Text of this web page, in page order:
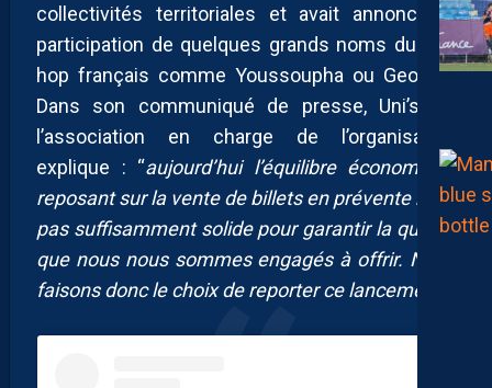
collectivités territoriales et avait annoncé la
participation de quelques grands noms du hip-
hop français comme Youssoupha ou Georgio.
Dans son communiqué de presse, Uni’sons,
l’association en charge de l’organisation
explique : “aujourd’hui l’équilibre économique
reposant sur la vente de billets en prévente n’est
pas suffisamment solide pour garantir la qualité
que nous nous sommes engagés à offrir. Nous
faisons donc le choix de reporter ce lancement